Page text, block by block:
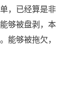
，已经算是非
够被盘剥，本
能够被拖欠，